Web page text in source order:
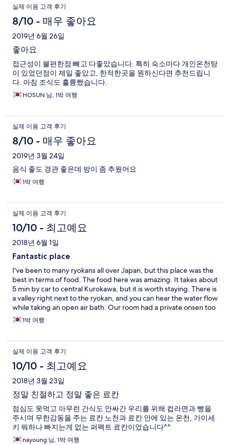
실제 이용 고객 후기
8/10 - 매우 좋아요
2019년 6월 26일
좋아요
접근성이 불편한점 빼고 다좋았습니다. 특히 숙소마다 개인온천탕
이 있었던점이 제일 좋았고, 한적한곳을 원하신다면 추천드립니
다. 아침 조식도 훌륭했습니다.
HOSUN 님, 1박 여행
실제 이용 고객 후기
8/10 - 매우 좋아요
2019년 3월 24일
음식 좋도 경관 좋은데 방이 좀 추웠어요
1박 여행
실제 이용 고객 후기
10/10 - 최고예요
2018년 6월 1일
Fantastic place
I've been to many ryokans all over Japan, but this place was the
best in terms of food. The food here was amazing. It takes about
5 min by car to central Kurokawa, but it is worth staying. There is
a valley right next to the ryokan, and you can hear the water flow
while taking an open air bath. Our room had a private onsen too
which my boy enjoyed.
1박 여행
실제 이용 고객 후기
10/10 - 최고예요
2018년 3월 23일
정말 친절하고 정말 좋은 료칸
점심도 못먹고 아무런 간식도 안싸간 우리를 위해 컵라면과 빵을
주시며 무한감동을 주는 료칸 노천과 료칸 안에 있는 온천, 가이세
키 뭐하나 빠지는게 없는 퍼펙트 료칸이었습니다^^
nayoung 님, 1박 여행